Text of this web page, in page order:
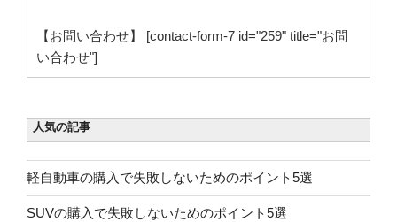
【お問い合わせ】 [contact-form-7 id="259" title="お問
い合わせ"]
人気の記事
軽自動車の購入で失敗しないためのポイント5選
SUVの購入で失敗しないためのポイント5選